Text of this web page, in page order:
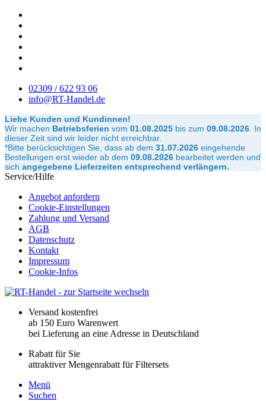
02309 / 622 93 06
info@RT-Handel.de
Liebe Kunden und Kundinnen!
Wir machen Betriebsferien vom 01.08.2025 bis zum 09.08.2026 In
dieser Zeit sind wir leider nicht erreichbar.
*Bitte berücksichtigen Sie, dass ab dem 31.07.2026 eingehende
Bestellungen erst wieder ab dem 09.08.2026 bearbeitet werden und
sich angegebene Lieferzeiten entsprechend verlängern.
Service/Hilfe
Angebot anfordern
Cookie-Einstellungen
Zahlung und Versand
AGB
Datenschutz
Kontakt
Impressum
Cookie-Infos
Versand kostenfrei
ab 150 Euro Warenwert
bei Lieferung an eine Adresse in Deutschland
Rabatt für Sie
attraktiver Mengenrabatt für Filtersets
Menü
Suchen